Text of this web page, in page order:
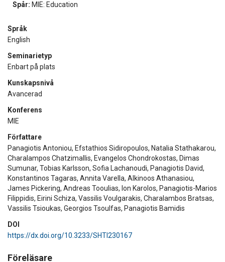
Spår: MIE: Education
Språk
English
Seminarietyp
Enbart på plats
Kunskapsnivå
Avancerad
Konferens
MIE
Författare
Panagiotis Antoniou, Efstathios Sidiropoulos, Natalia Stathakarou,
Charalampos Chatzimallis, Evangelos Chondrokostas, Dimas
Sumunar, Tobias Karlsson, Sofia Lachanoudi, Panagiotis David,
Konstantinos Tagaras, Annita Varella, Alkinoos Athanasiou,
James Pickering, Andreas Tooulias, Ion Karolos, Panagiotis-Marios
Filippidis, Eirini Schiza, Vassilis Voulgarakis, Charalambos Bratsas,
Vassilis Tsioukas, Georgios Tsoulfas, Panagiotis Bamidis
DOI
https://dx.doi.org/10.3233/SHTI230167
Föreläsare